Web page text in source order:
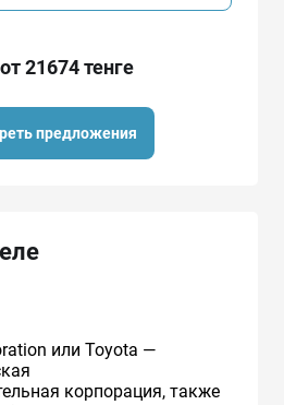
21674 тенге
предложения
или Toyota —
корпорация, также